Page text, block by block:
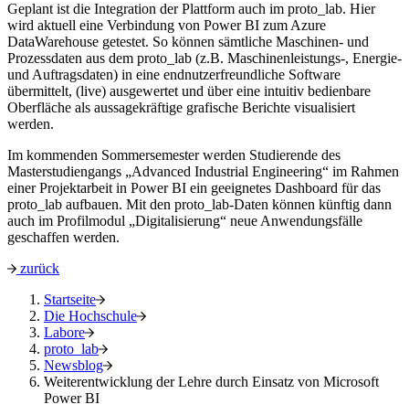
Geplant ist die Integration der Plattform auch im proto_lab. Hier
wird aktuell eine Verbindung von Power BI zum Azure
DataWarehouse getestet. So können sämtliche Maschinen- und
Prozessdaten aus dem proto_lab (z.B. Maschinenleistungs-, Energie-
und Auftragsdaten) in eine endnutzerfreundliche Software
übermittelt, (live) ausgewertet und über eine intuitiv bedienbare
Oberfläche als aussagekräftige grafische Berichte visualisiert
werden.
Im kommenden Sommersemester werden Studierende des
Masterstudiengangs „Advanced Industrial Engineering“ im Rahmen
einer Projektarbeit in Power BI ein geeignetes Dashboard für das
proto_lab aufbauen. Mit den proto_lab-Daten können künftig dann
auch im Profilmodul „Digitalisierung“ neue Anwendungsfälle
geschaffen werden.
zurück
Startseite
Die Hochschule
Labore
proto_lab
Newsblog
Weiterentwicklung der Lehre durch Einsatz von Microsoft
Power BI